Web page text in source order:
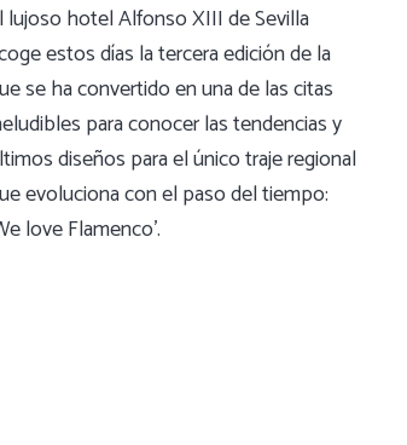
lujoso hotel Alfonso XIII de Sevilla
estos días la tercera edición de la
se ha convertido en una de las citas
para conocer las tendencias y
diseños para el único traje regional
evoluciona con el paso del tiempo:
love Flamenco’.